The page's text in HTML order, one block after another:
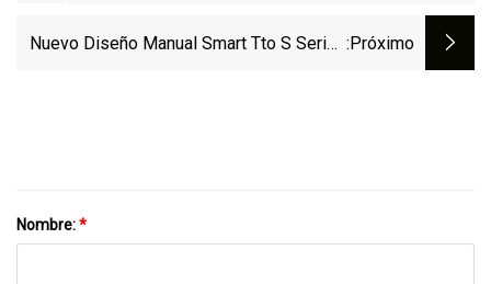
Nuevo Diseño Manual Smart Tto S Series :próximo
Nombre:*